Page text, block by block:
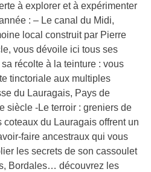
à explorer et à expérimenter
: – Le canal du Midi,
local construit par Pierre
vous dévoile ici tous ses
récolte à la teinture : vous
tinctoriale aux multiples
du Lauragais, Pays de
siècle -Le terroir : greniers de
du Lauragais offrent un
faire ancestraux qui vous
les secrets de son cassoulet
Bordales… découvrez les